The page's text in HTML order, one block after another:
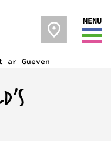
ar Gueven
MENU